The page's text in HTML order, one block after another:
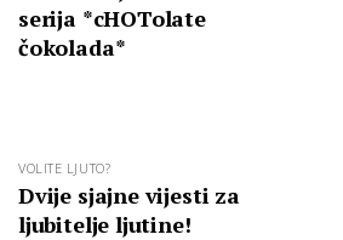
serija *cHOTolate
čokolada*
VOLITE LJUTO?
Dvije sjajne vijesti za
ljubitelje ljutine!